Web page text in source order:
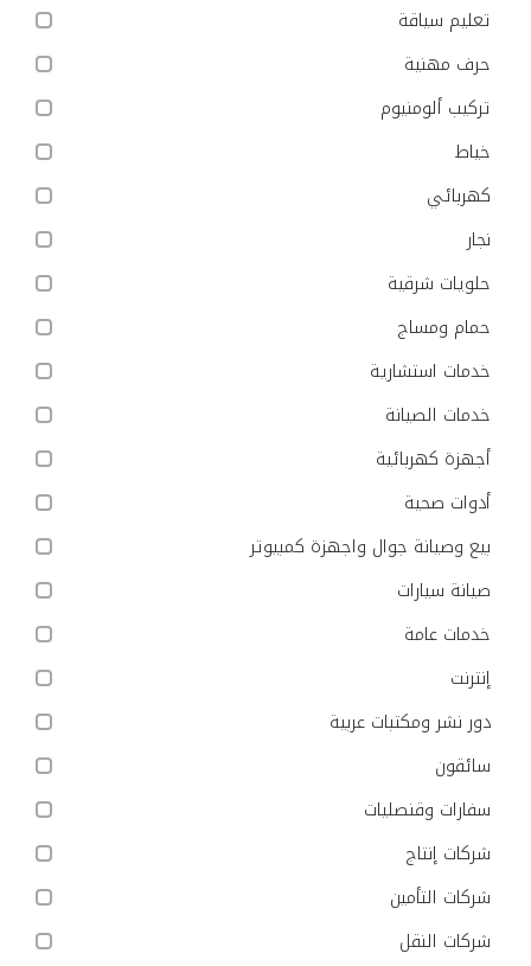
تعليم سياقة
حرف مهنية
تركيب ألومنيوم
خياط
كهربائي
نجار
حلويات شرقية
حمام ومساج
خدمات استشارية
خدمات الصيانة
أجهزة كهربائية
أدوات صحية
بيع وصيانة جوال واجهزة كمبيوتر
صيانة سيارات
خدمات عامة
إنترنت
دور نشر ومكتبات عربية
سائقون
سفارات وقنصليات
شركات إنتاج
شركات التأمين
شركات النقل